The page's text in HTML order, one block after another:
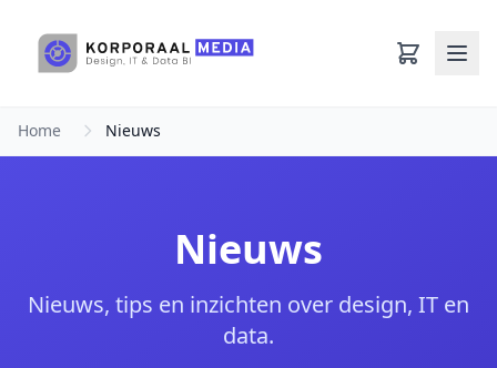
Home Nieuws
Nieuws
Nieuws, tips en inzichten over design, IT en
data.